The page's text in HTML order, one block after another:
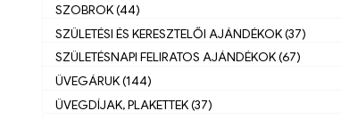
SZOBROK (44)
SZÜLETÉSI ÉS KERESZTELŐI AJÁNDÉKOK (37)
SZÜLETÉSNAPI FELIRATOS AJÁNDÉKOK (67)
ÜVEGÁRUK (144)
ÜVEGDÍJAK, PLAKETTEK (37)